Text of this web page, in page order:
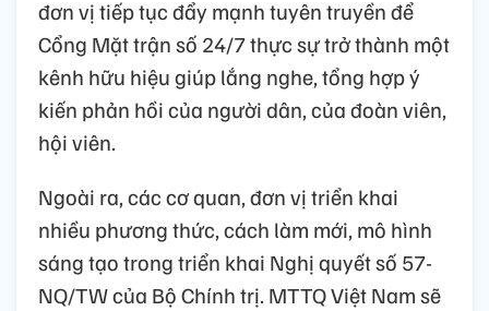
đơn vị tiếp tục đẩy mạnh tuyên truyền để
Cổng Mặt trận số 24/7 thực sự trở thành một
kênh hữu hiệu giúp lắng nghe, tổng hợp ý
kiến phản hồi của người dân, của đoàn viên,
hội viên.
Ngoài ra, các cơ quan, đơn vị triển khai
nhiều phương thức, cách làm mới, mô hình
sáng tạo trong triển khai Nghị quyết số 57-
NQ/TW của Bộ Chính trị. MTTQ Việt Nam sẽ